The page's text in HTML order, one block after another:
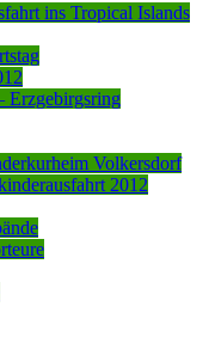
ins Tropical Islands
Erzgebirgsring
Volkersdorf
2012